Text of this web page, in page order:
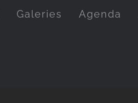
Galeries Agenda